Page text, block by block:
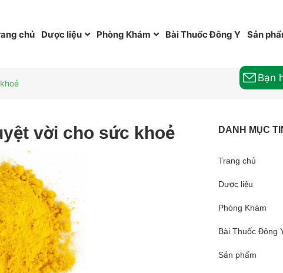
chủ Dược liệu Phòng Khám Bài Thuốc Đông Y Sản
Bạn
vời cho sức khoẻ DANH MỤC
Trang chủ
Dược liệu
Phòng Khám
Bài Thuốc Đông
Sản phẩm